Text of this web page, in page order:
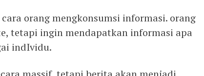
orang mengkonsumsi informasi. orang
tetapi ingin mendapatkan informasi apa
indIvidu.